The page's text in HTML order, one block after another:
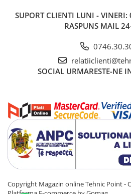
SUPORT CLIENTI LUNI - VINERI:
RASPUNS MAIL
SOCIAL URMARESTE-NE
Copyright Magazin online Tehnic Point -